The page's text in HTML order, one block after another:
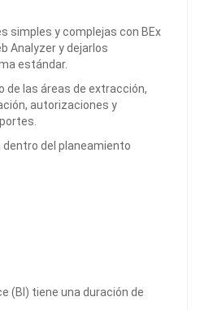
simples y complejas con BEx
Analyzer y dejarlos
estándar.
de las áreas de extracción,
autorizaciones y
del planeamiento
(BI) tiene una duración de